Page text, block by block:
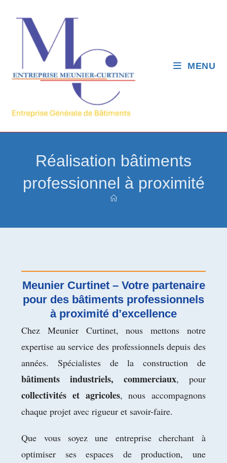
MENU
Réalisation bâtiments
professionnel à proximité
Meunier Curtinet – Votre partenaire
pour des bâtiments professionnels
à proximité d’excellence
Chez Meunier Curtinet, nous mettons notre
expertise au service des professionnels depuis des
années. Spécialistes de la construction de
bâtiments industriels, commerciaux, pour
collectivités et agricoles, nous accompagnons
chaque projet avec rigueur et savoir-faire.
Que vous soyez une entreprise cherchant à
optimiser ses espaces de production, une